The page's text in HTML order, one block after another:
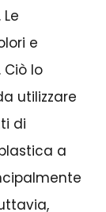
e
lo
utilizzare
di
a